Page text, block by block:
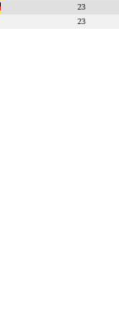
23
23